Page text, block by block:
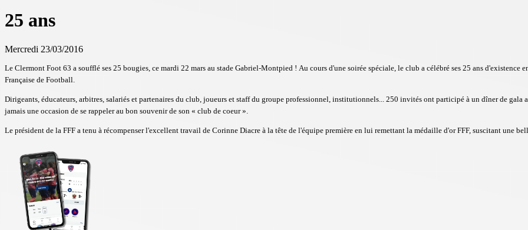
25 ans
Mercredi 23/03/2016
Le Clermont Foot 63 a soufflé ses 25 bougies, ce mardi 22 mars au stade Gabriel-Montpied ! Au cours d'une soirée spéciale, le club a célébré ses 25 ans d'existence
Française de Football.
Dirigeants, éducateurs, arbitres, salariés et partenaires du club, joueurs et staff du groupe professionnel, institutionnels... 250 invités ont participé à un dîner de gala
jamais une occasion de se rappeler au bon souvenir de son « club de coeur ».
Le président de la FFF a tenu à récompenser l'excellent travail de Corinne Diacre à la tête de l'équipe première en lui remettant la médaille d'or FFF, suscitant une